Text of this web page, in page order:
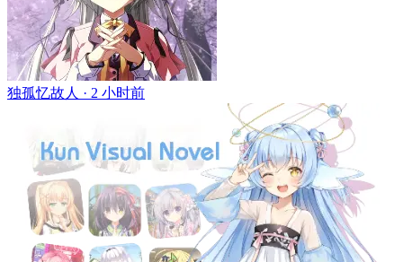
独孤忆故人 · 2 小时前